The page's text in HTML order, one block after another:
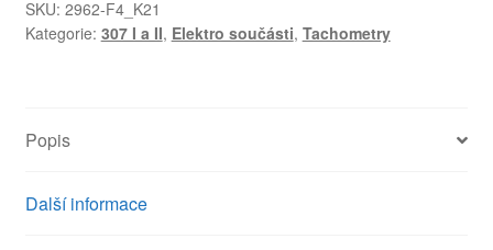
6104ZS
množství
SKU: 2962-F4_K21
Kategorie: 307 I a II, Elektro součásti, Tachometry
Popis
Další informace